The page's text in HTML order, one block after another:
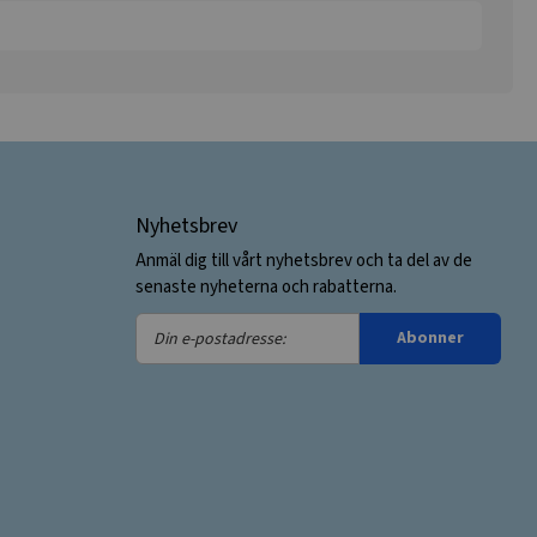
Nyhetsbrev
Anmäl dig till vårt nyhetsbrev och ta del av de
senaste nyheterna och rabatterna.
Din
e-
Abonner